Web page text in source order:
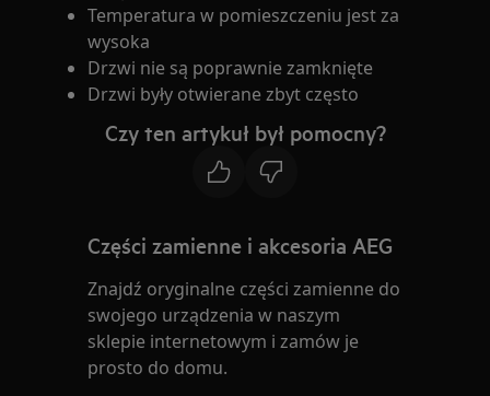
Temperatura w pomieszczeniu jest za
wysoka
Drzwi nie są poprawnie zamknięte
Drzwi były otwierane zbyt często
Czy ten artykuł był pomocny?
Części zamienne i akcesoria AEG
Znajdź oryginalne części zamienne do
swojego urządzenia w naszym
sklepie internetowym i zamów je
prosto do domu.